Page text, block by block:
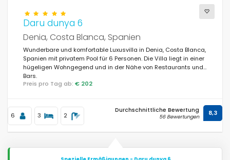
Daru dunya 6
Denia, Costa Blanca, Spanien
Wunderbare und komfortable Luxusvilla in Denia, Costa Blanca,
Spanien mit privatem Pool für 6 Personen. Die Villa liegt in einer
hügeligen Wohngegend und in der Nähe von Restaurants und
Bars.
Preis pro Tag ab: € 202
6 3 2
Durchschnittliche Bewertung
56 Bewertungen 8,3